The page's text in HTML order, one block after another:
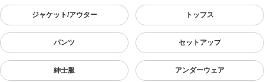
ジャケット/アウター トップス
パンツ セットアップ
紳士服 アンダーウェア